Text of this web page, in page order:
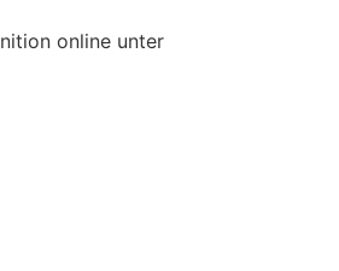
online unter